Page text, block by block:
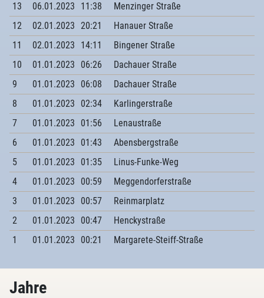
13
06.01.2023 11:38
Menzinger Straße
12
02.01.2023 20:21
Hanauer Straße
11
02.01.2023 14:11
Bingener Straße
10
01.01.2023 06:26
Dachauer Straße
9
01.01.2023 06:08
Dachauer Straße
8
01.01.2023 02:34
Karlingerstraße
7
01.01.2023 01:56
Lenaustraße
6
01.01.2023 01:43
Abensbergstraße
5
01.01.2023 01:35
Linus-Funke-Weg
4
01.01.2023 00:59
Meggendorferstraße
3
01.01.2023 00:57
Reinmarplatz
2
01.01.2023 00:47
Henckystraße
1
01.01.2023 00:21 Margarete-Steiff-Straße
Jahre